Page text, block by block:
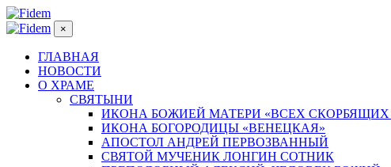
×
ГЛАВНАЯ
НОВОСТИ
О ХРАМЕ
СВЯТЫНИ
ИКОНА БОЖИЕЙ МАТЕРИ «ВСЕХ СКОРБЯЩИХ
ИКОНА БОГОРОДИЦЫ «ВЕНЕЦКАЯ»
АПОСТОЛ АНДРЕЙ ПЕРВОЗВАННЫЙ
СВЯТОЙ МУЧЕНИК ЛОНГИН СОТНИК